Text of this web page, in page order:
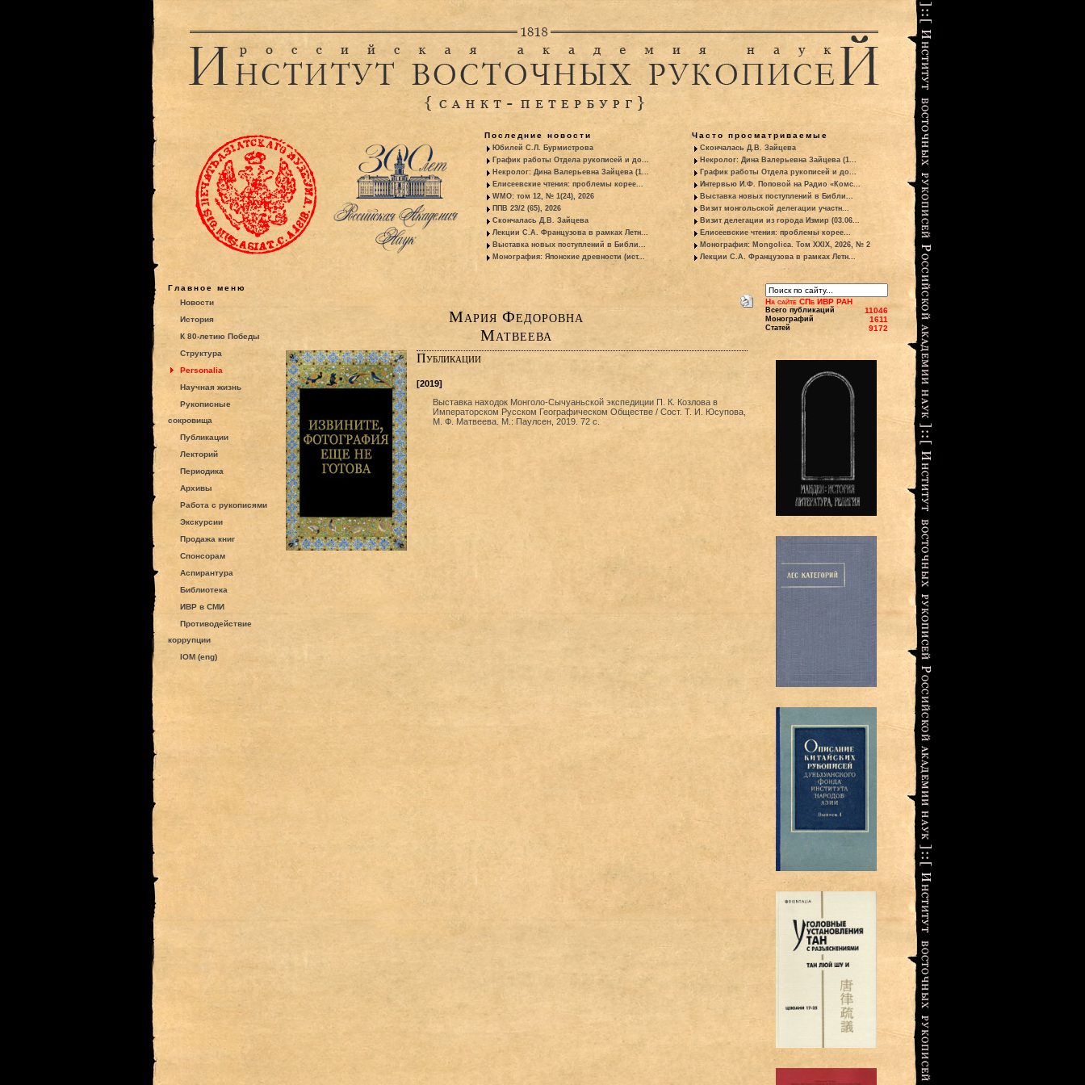
Последние новости
Юбилей С.Л. Бурмистрова
График работы Отдела рукописей и до...
Некролог: Дина Валерьевна Зайцева (1...
Елисеевские чтения: проблемы корее...
WMO: том 12, № 1(24), 2026
ППВ 23/2 (65), 2026
Скончалась Д.В. Зайцева
Лекции С.А. Французова в рамках Летн...
Выставка новых поступлений в Библи...
Монография: Японские древности (ист...
Часто просматриваемые
Скончалась Д.В. Зайцева
Некролог: Дина Валерьевна Зайцева (1...
График работы Отдела рукописей и до...
Интервью И.Ф. Поповой на Радио «Комс...
Выставка новых поступлений в Библи...
Визит монгольской делегации участн...
Визит делегации из города Измир (03.06...
Елисеевские чтения: проблемы корее...
Монография: Mongolica. Том XXIX, 2026, № 2
Лекции С.А. Французова в рамках Летн...
Главное меню
Новости
История
К 80-летию Победы
Структура
Personalia
Научная жизнь
Рукописные
сокровища
Публикации
Лекторий
Периодика
Архивы
Работа с рукописями
Экскурсии
Продажа книг
Спонсорам
Аспирантура
Библиотека
ИВР в СМИ
Противодействие
коррупции
IOM (eng)
Мария Федоровна
Матвеева
Публикации
[2019]
Выставка находок Монголо-Сычуаньской экспедиции П. К. Козлова в
Императорском Русском Географическом Обществе / Сост. Т. И. Юсупова,
М. Ф. Матвеева. М.: Паулсен, 2019. 72 с.
На сайте СПб ИВР РАН
Всего публикаций 11046
Монографий 1611
Статей 9172